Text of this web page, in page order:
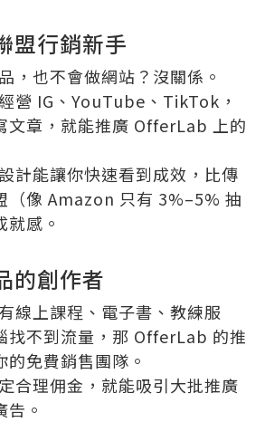
盟行銷新手
，也不會做網站？沒關係。
營 IG、YouTube、TikTok，
文章，就能推廣 OfferLab 上的
計能讓你快速看到成效，比傳
（像 Amazon 只有 3%–5% 抽
就感。
的創作者
線上課程、電子書、教練服
找不到流量，那 OfferLab 的推
的免費銷售團隊。
合理佣金，就能吸引大批推廣
。